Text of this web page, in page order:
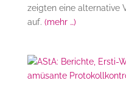
zeigten eine alternative
auf. (mehr …)